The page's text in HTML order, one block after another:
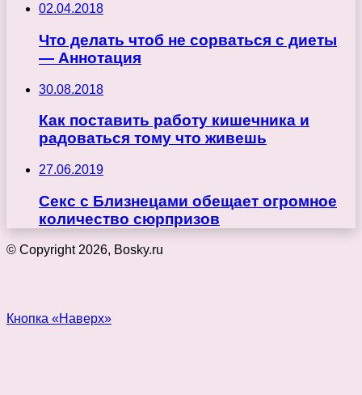
02.04.2018
Что делать чтоб не сорваться с диеты
— Аннотация
30.08.2018
Как поставить работу кишечника и
радоваться тому что живешь
27.06.2019
Секс с Близнецами обещает огромное
количество сюрпризов
© Copyright 2026, Bosky.ru
Кнопка «Наверх»